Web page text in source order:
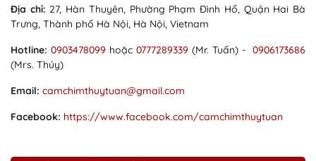
Địa chỉ: 27, Hàn Thuyên, Phường Phạm Đình Hổ, Quận Hai Bà
Trưng, Thành phố Hà Nội, Hà Nội, Vietnam
Hotline: 0903478099 hoặc 0777289339 (Mr. Tuấn) - 0906173686
(Mrs. Thúy)
Email: camchimthuytuan@gmail.com
Facebook: https://www.facebook.com/camchimthuytuan